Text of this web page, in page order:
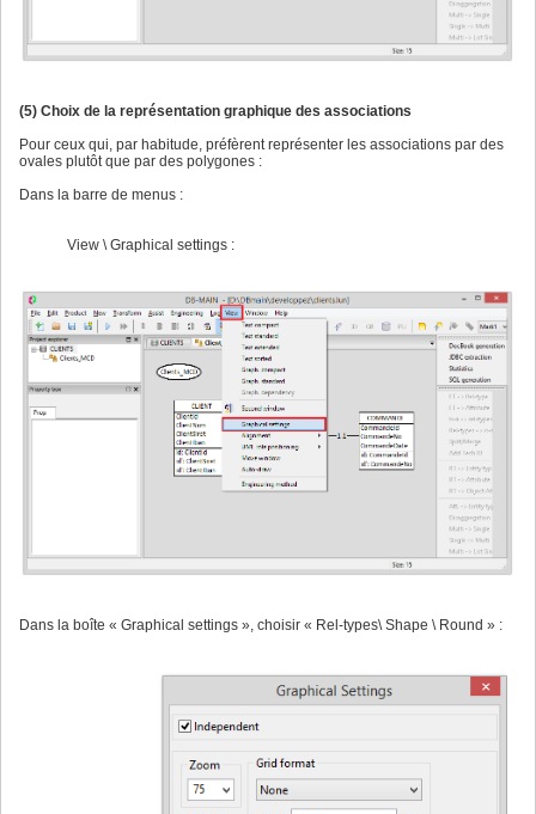
(5) Choix de la représentation graphique des associations
Pour ceux qui, par habitude, préfèrent représenter les associations par des
ovales plutôt que par des polygones :
Dans la barre de menus :
View \ Graphical settings :
Dans la boîte « Graphical settings », choisir « Rel-types\ Shape \ Round » :